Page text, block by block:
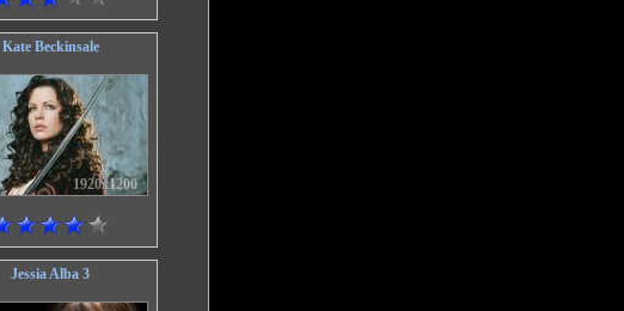
Kate Beckinsale
1920x1200
Jessia Alba 3